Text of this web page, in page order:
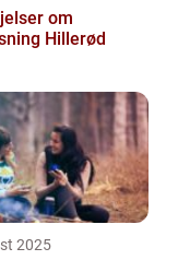
om
Hillerød
2025